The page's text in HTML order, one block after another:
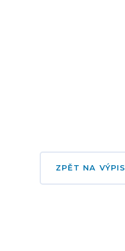
ZPĚT NA VÝPIS